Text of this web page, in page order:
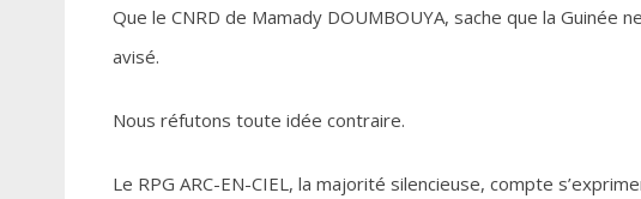
Que le CNRD de Mamady DOUMBOUYA, sache que la Guinée
avisé.
Nous réfutons toute idée contraire.
Le RPG ARC-EN-CIEL, la majorité silencieuse, compte